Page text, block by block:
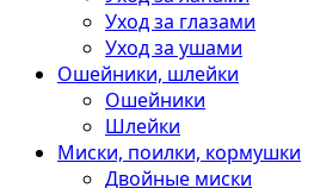
Уход за глазами
Уход за ушами
Ошейники, шлейки
Ошейники
Шлейки
Миски, поилки, кормушки
Двойные миски